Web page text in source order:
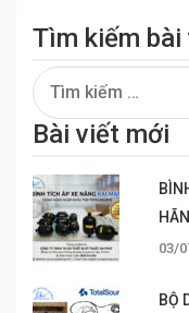
Tìm kiếm bài
Tìm
kiếm
cho:
Bài viết mới
03/
BỘ